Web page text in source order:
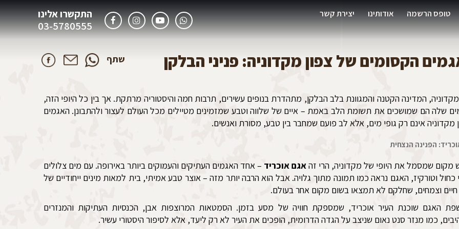
התקשרו אלינו
03-5780555
טופס הרשמה אודותינו יצירת קשר
הקסומים של צפון מקדוניה: פניני הבלקן שתף
מקדוניה, המדינה הקטנה והמגוונת בלב הבלקן, מתהדרת בנופים עשירים, תרבות חמה והיסטוריה מרתקת. אך בין כל היופי הזה,
שלה הם שמושכים את תשומת הלב באמת – איים של שלווה וטבע שמזמינים מטיילים מכל העולם לעצור ולהתבונן. האגמים
מקדוניה אינם רק גופי מים, אלא לב פועם שמחבר בין טבע, מסורת ואנשים.
הפנינה הנצחית
מקום שמסמל את היופי של מקדוניה, הרי זהאגם אוכריד – אחד האגמים העתיקים והעמוקים ביותר באירופה. עם מים צלולים
כחול וטורקיז, האגם נראה כמו תמונה מתוך גלויה. אבל הוא הרבה יותר מזה – אוצר טבע אמיתי, בית למאות מינים ייחודיים של
חיים וצמחים, שחלקם לא תמצאו בשום מקום אחר בעולם.
האגם שוכנת העיר אוכריד, שמספקת חוויה של מסע בזמן. הסמטאות המרוצפות אבן, הכנסיות העתיקות והמנזרים
כמו מנזר סנט נאום שניצב על הגדה הדרומית, הופכים את העיר לא רק ליעד, אלא לסיפור היסטורי עשיר.